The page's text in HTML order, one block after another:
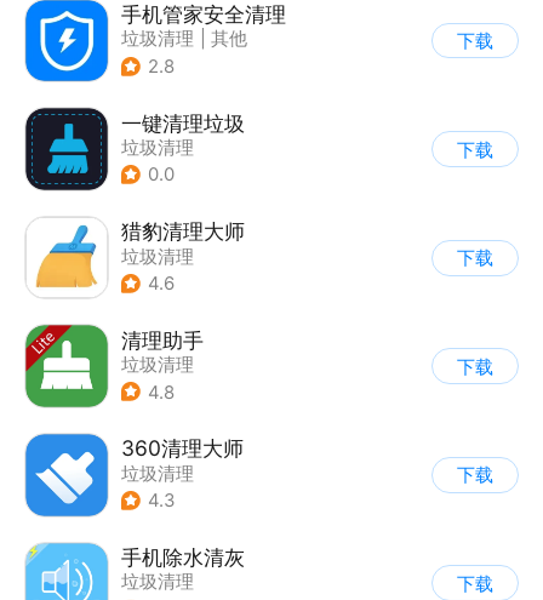
手机管家安全清理
垃圾清理
其他
2.8
下载
一键清理垃圾
垃圾清理
0.0
下载
猎豹清理大师
垃圾清理
4.6
下载
清理助手
垃圾清理
4.8
下载
360清理大师
垃圾清理
4.3
下载
手机除水清灰
垃圾清理
下载